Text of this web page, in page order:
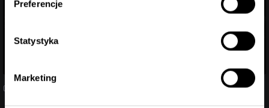
Preferencje
Statystyka
Marketing
04.08.2026